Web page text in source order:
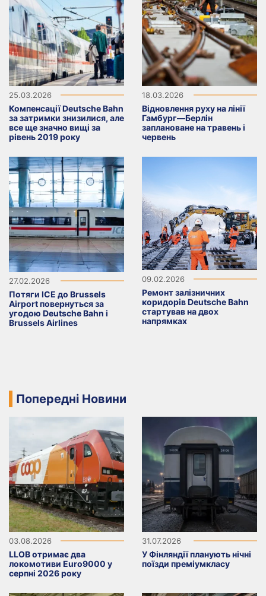
25.03.2026
Компенсації Deutsche Bahn
за затримки знизилися, але
все ще значно вищі за
рівень 2019 року
18.03.2026
Відновлення руху на лінії
Гамбург—Берлін
заплановане на травень і
червень
27.02.2026
Потяги ICE до Brussels
Airport повернуться за
угодою Deutsche Bahn і
Brussels Airlines
09.02.2026
Ремонт залізничних
коридорів Deutsche Bahn
стартував на двох
напрямках
Попередні Новини
03.08.2026
LLOB отримає два
локомотиви Euro9000 у
серпні 2026 року
31.07.2026
У Фінляндії планують нічні
поїзди преміумкласу